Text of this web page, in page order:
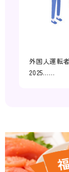
外国人運転
2025……